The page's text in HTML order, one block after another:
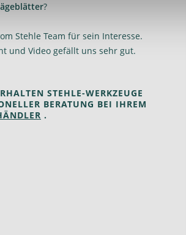
?
Stehle Team für sein Interesse.
und Video gefällt uns sehr gut.
STEHLE-WERKZEUGE
BERATUNG BEI IHREM
.